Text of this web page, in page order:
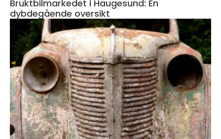
Bruktbilmarkedet i Haugesund: En
dybdegående oversikt